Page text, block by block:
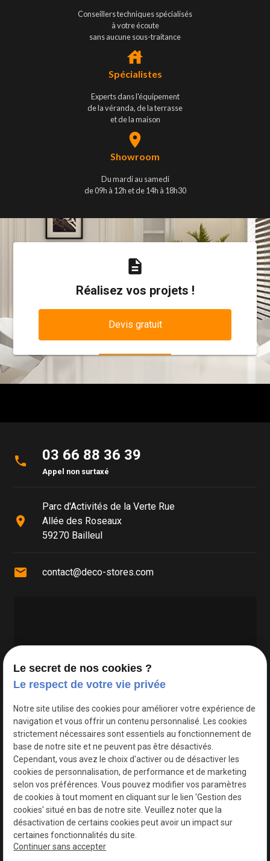
Conseillers techniques spécialisés
à votre écoute
sans aucune sous-traitance
house
Spécialistes
Experts dans l'équipement
de la véranda, de la terrasse
et de la maison
place
Showroom
Du mardi au samedi
de 09h à 12h et de 14h à 18h30
description
Réalisez vos projets !
Devis gratuit
phone 03 66 88 36 39
Appel non surtaxé
place
Parc d'Activités de la Verte Rue
Allée des Roseaux
59270 Bailleul
mail contact@deco-stores.com
Google Maps Search API est désactivé.
Le secret de nos cookies ?
Le respect de votre vie privée
Notre site utilise des cookies pour améliorer votre expérience de
navigation et vous offrir un contenu personnalisé. Les cookies
strictement nécessaires sont essentiels au fonctionnement de
base de notre site et ne peuvent pas être désactivés.
Cependant, vous avez le choix d'activer ou de désactiver les
cookies de personnalisation, de performance et de marketing
selon vos préférences. Vous pouvez modifier vos paramètres
de cookies à tout moment en cliquant sur le lien 'Gestion des
cookies' situé en bas de notre site. Veuillez noter que la
désactivation de certains cookies peut avoir un impact sur
certaines fonctionnalités du site.
Continuer sans accepter